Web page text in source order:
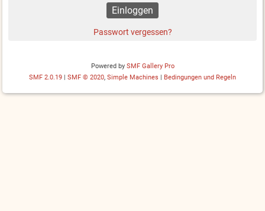
Passwort vergessen?
Powered by SMF Gallery Pro
SMF 2.0.19
SMF © 2020, Simple Machines Bedingungen und Regeln